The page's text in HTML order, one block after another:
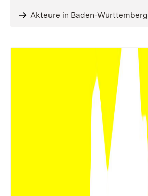
Akteure in Baden-Württemberg